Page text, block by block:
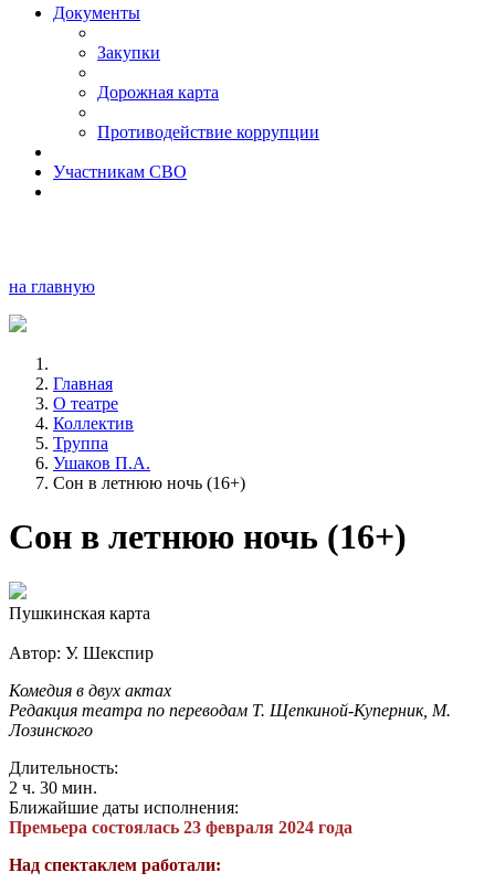
Документы
Закупки
Дорожная карта
Противодействие коррупции
Участникам СВО
на главную
Главная
О театре
Коллектив
Труппа
Ушаков П.А.
Сон в летнюю ночь (16+)
Сон в летнюю ночь (16+)
Пушкинская карта
Автор: У. Шекспир
Комедия в двух актах
Редакция театра по переводам Т. Щепкиной-Куперник, М.
Лозинского
Длительность:
2 ч. 30 мин.
Ближайшие даты исполнения:
Премьера состоялась 23 февраля 2024 года
Над спектаклем работали: